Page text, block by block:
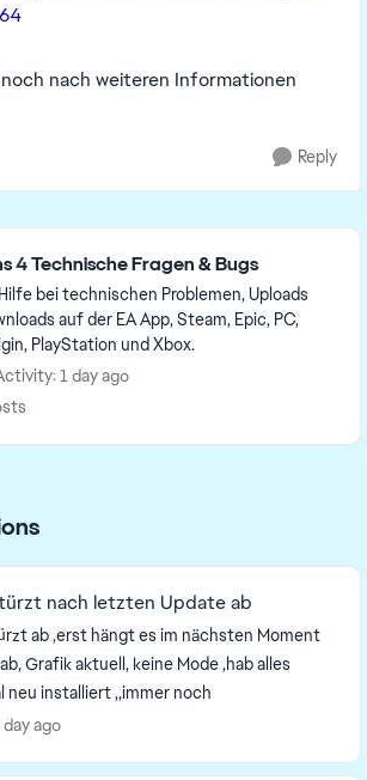
nach weiteren Informationen
Reply
4 Technische Fragen & Bugs
bei technischen Problemen, Uploads
auf der EA App, Steam, Epic, PC,
PlayStation und Xbox.
1 day ago
nach letzten Update ab
ab ,erst hängt es im nächsten Moment
Grafik aktuell, keine Mode ,hab alles
neu installiert ,,immer noch
day ago